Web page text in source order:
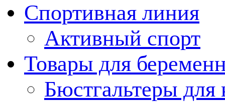
Спортивная линия
Активный спорт
Товары для
Бюстгальтеры